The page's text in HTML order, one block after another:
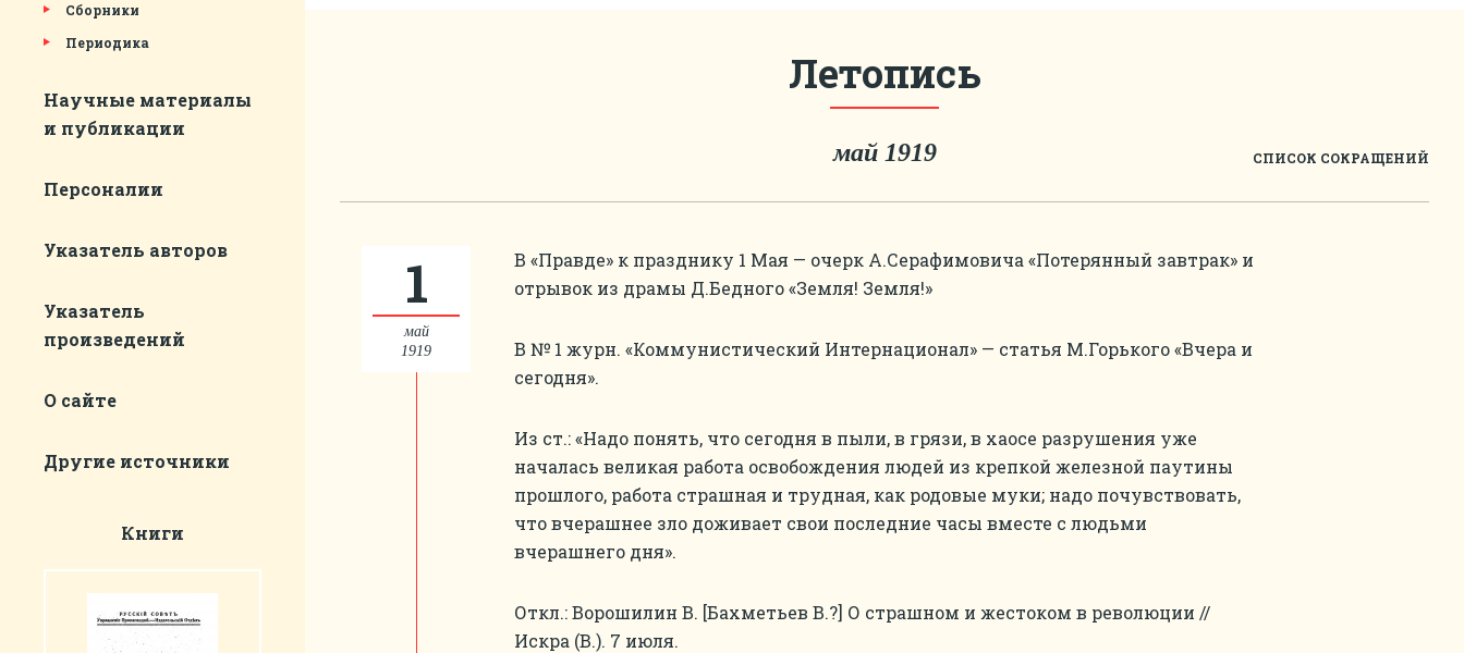
Сборники
Периодика
Научные материалы
и публикации
Персоналии
Указатель авторов
Указатель
произведений
О сайте
Другие источники
Книги
СПИСОК СОКРАЩЕНИЙ
Летопись
май 1919
1
май
1919
В «Правде» к празднику 1 Мая — очерк А.Серафимовича «Потерянный завтрак» и
отрывок из драмы Д.Бедного «Земля! Земля!»
В № 1 журн. «Коммунистический Интернационал» — статья М.Горького «Вчера и
сегодня».
Из ст.: «Надо понять, что сегодня в пыли, в грязи, в хаосе разрушения уже
началась великая работа освобождения людей из крепкой железной паутины
прошлого, работа страшная и трудная, как родовые муки; надо почувствовать,
что вчерашнее зло доживает свои последние часы вместе с людьми
вчерашнего дня».
Откл.: Ворошилин В. [Бахметьев В.?] О страшном и жестоком в революции //
Искра (В.). 7 июля.